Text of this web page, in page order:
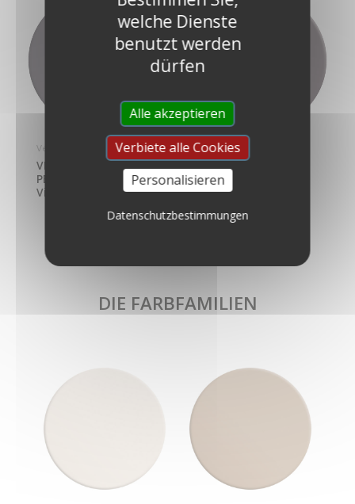
Velours de Peinture
VELOURS DE
PEINTURE® – Farbe
Vitelotte Noire
Velours de Peinture
VELOURS DE
PEINTURE® – Farbe
Noir Calla
DIE FARBFAMILIEN
welche Dienste
benutzt werden
dürfen
Alle akzeptieren
Verbiete alle Cookies
Personalisieren
Datenschutzbestimmungen